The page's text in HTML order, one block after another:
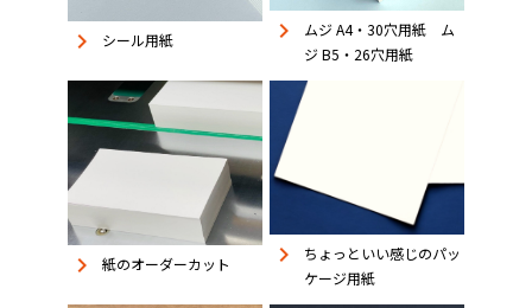
keyboard_arrow_right シール用紙 keyboard_arrow_right
ムジ A4・30穴用紙 ム
ジ B5・26穴用紙
keyboard_arrow_right 紙のオーダーカット keyboard_arrow_right
ちょっといい感じのパッ
ケージ用紙